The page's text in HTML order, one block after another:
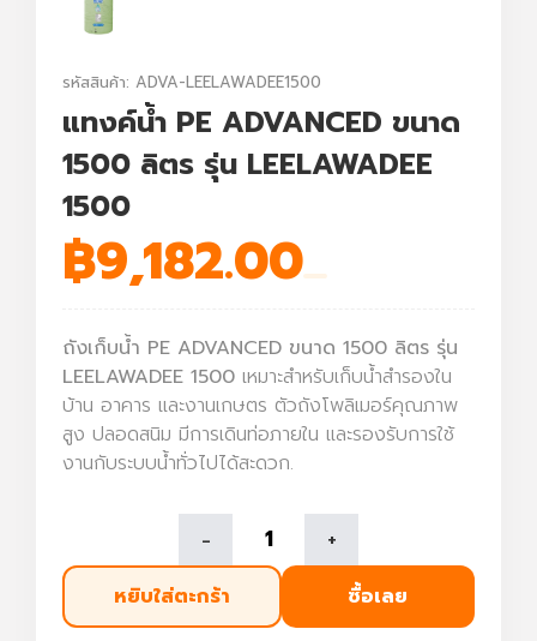
รหัสสินค้า: ADVA-LEELAWADEE1500
แทงค์น้ำ PE ADVANCED ขนาด
1500 ลิตร รุ่น LEELAWADEE
1500
฿9,182.00
ถังเก็บน้ำ PE ADVANCED ขนาด 1500 ลิตร รุ่น
LEELAWADEE 1500 เหมาะสำหรับเก็บน้ำสำรองใน
บ้าน อาคาร และงานเกษตร ตัวถังโพลิเมอร์คุณภาพ
สูง ปลอดสนิม มีการเดินท่อภายใน และรองรับการใช้
งานกับระบบน้ำทั่วไปได้สะดวก.
- +
หยิบใส่ตะกร้า ซื้อเลย